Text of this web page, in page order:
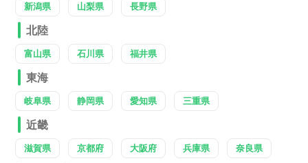
新潟県 山梨県 長野県
北陸
富山県 石川県 福井県
東海
岐阜県 静岡県 愛知県 三重県
近畿
滋賀県 京都府 大阪府 兵庫県 奈良県